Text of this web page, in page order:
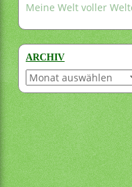
Meine Welt voller
ARCHIV
Archiv